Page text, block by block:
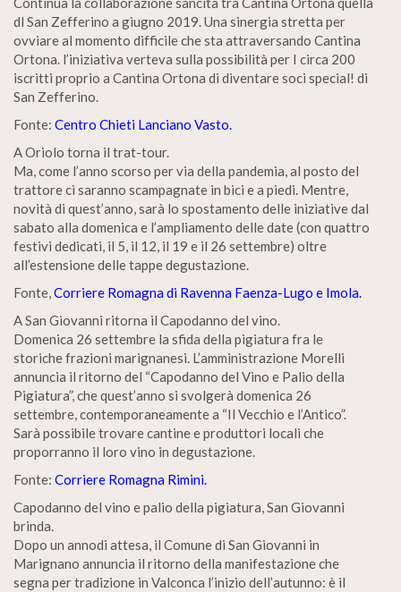
dl San Zefferino a giugno 2019. Una sinergia stretta per
ovviare al momento difficile che sta attraversando Cantina
Ortona. l’iniziativa verteva sulla possibilità per I circa 200
iscritti proprio a Cantina Ortona di diventare soci special! di
San Zefferino.
Fonte: Centro Chieti Lanciano Vasto.
A Oriolo torna il trat-tour.
Ma, come l’anno scorso per via della pandemia, al posto del
trattore ci saranno scampagnate in bici e a piedi. Mentre,
novità di quest’anno, sarà lo spostamento delle iniziative dal
sabato alla domenica e l’ampliamento delle date (con quattro
festivi dedicati, il 5, il 12, il 19 e il 26 settembre) oltre
all’estensione delle tappe degustazione.
Fonte,Corriere Romagna di Ravenna Faenza-Lugo e Imola.
A San Giovanni ritorna il Capodanno del vino.
Domenica 26 settembre la sfida della pigiatura fra le
storiche frazioni marignanesi. L’amministrazione Morelli
annuncia il ritorno del “Capodanno del Vino e Palio della
Pigiatura”, che quest’anno si svolgerà domenica 26
settembre, contemporaneamente a “Il Vecchio e l’Antico”.
Sarà possibile trovare cantine e produttori locali che
proporranno il loro vino in degustazione.
Fonte: Corriere Romagna Rimini.
Capodanno del vino e palio della pigiatura, San Giovanni
brinda.
Dopo un annodi attesa, il Comune di San Giovanni in
Marignano annuncia il ritorno della manifestazione che
segna per tradizione in Valconca l’inizio dell’autunno: è il